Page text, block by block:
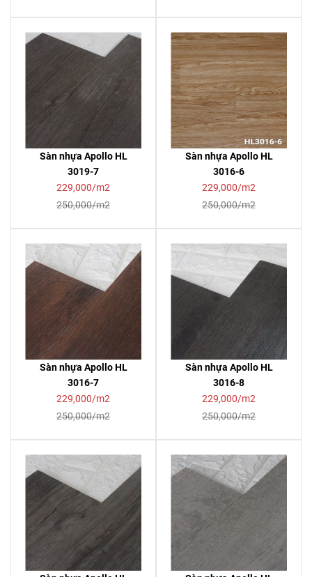
Sàn nhựa Apollo HL
3019-7
229,000/m2
250,000/m2
Sàn nhựa Apollo HL
3016-6
229,000/m2
250,000/m2
Sàn nhựa Apollo HL
3016-7
229,000/m2
250,000/m2
Sàn nhựa Apollo HL
3016-8
229,000/m2
250,000/m2